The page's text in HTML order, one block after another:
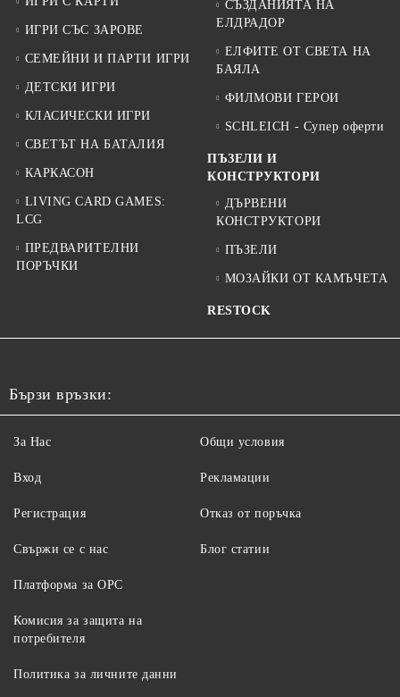
ИГРИ СЪС ЗАРОВЕ
СЕМЕЙНИ И ПАРТИ ИГРИ
ДЕТСКИ ИГРИ
КЛАСИЧЕСКИ ИГРИ
СВЕТЪТ НА БАТАЛИЯ
КАРКАСОН
LIVING CARD GAMES:
LCG
ПРЕДВАРИТЕЛНИ
ПОРЪЧКИ
СЪЗДАНИЯТА НА
ЕЛДРАДОР
ЕЛФИТЕ ОТ СВЕТА НА
БАЯЛА
ФИЛМОВИ ГЕРОИ
SCHLEICH - Супер оферти
ПЪЗЕЛИ И
КОНСТРУКТОРИ
ДЪРВЕНИ
КОНСТРУКТОРИ
ПЪЗЕЛИ
МОЗАЙКИ ОТ КАМЪЧЕТА
RESTOCK
Бързи връзки:
За Нас
Вход
Регистрация
Свържи се с нас
Общи условия
Рекламации
Отказ от поръчка
Блог статии
Платформа за ОРС
Комисия за защита на
потребителя
Политика за личните данни